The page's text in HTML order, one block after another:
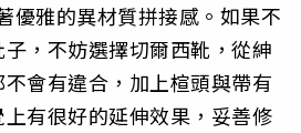
優雅的異材質拼接感。如果不
，不妨選擇切爾西靴，從紳
會有違合，加上楦頭與帶有
有很好的延伸效果，妥善修